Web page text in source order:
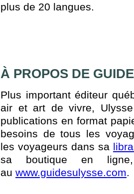
plus de 20 langues.
À PROPOS DE
Plus important éditeur
air et art de vivre,
publications en format
besoins de tous les
les voyageurs dans sa
sa boutique en
au www.guidesulysse.com.